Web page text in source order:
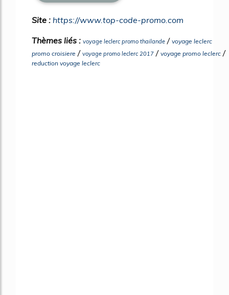
Site : https://www.top-code-promo.com
Thèmes liés : voyage leclerc promo thailande / voyage leclerc
promo croisiere / voyage promo leclerc 2017 / voyage promo leclerc /
reduction voyage leclerc